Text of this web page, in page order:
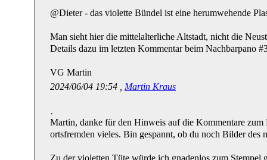
@Dieter - das violette Bündel ist eine herumwehende
Man sieht hier die mittelalterliche Altstadt, nicht die
Details dazu im letzten Kommentar beim Nachbarpano
VG Martin
2024/06/04 19:54 , Martin Kraus
Martin, danke für den Hinweis auf die Kommentare zum
ortsfremden vieles. Bin gespannt, ob du noch Bilder des
Zu der violetten Tüte würde ich gnadenlos zum Stempel